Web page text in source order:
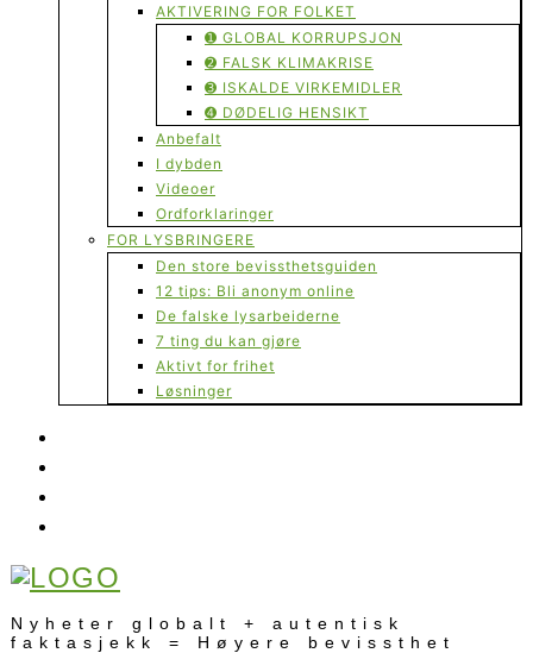
AKTIVERING FOR FOLKET
➊ GLOBAL KORRUPSJON
➋ FALSK KLIMAKRISE
➌ ISKALDE VIRKEMIDLER
➍ DØDELIG HENSIKT
Anbefalt
I dybden
Videoer
Ordforklaringer
FOR LYSBRINGERE
Den store bevissthetsguiden
12 tips: Bli anonym online
De falske lysarbeiderne
7 ting du kan gjøre
Aktivt for frihet
Løsninger
Nyheter globalt + autentisk
faktasjekk = Høyere bevissthet